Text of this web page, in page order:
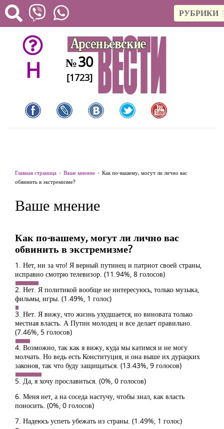
РУБРИКИ
H №30
[1723]
Главная страница Ваше мнение
Как по-вашему, могут ли лично вас
обвинить в экстремизме?
Ваше мнение
Как по-вашему, могут ли лично вас
обвинить в экстремизме?
1. Нет, ни за что! Я верный путинец и патриот своей страны,
исправно смотрю телевизор. (11.94%, 8 голосов)
2. Нет. Я политикой вообще не интересуюсь, только музыка,
фильмы, игры. (1.49%, 1 голос)
3. Нет. Я вижу, что жизнь ухудшается, но виновата только
местная власть. А Путин молодец и все делает правильно.
(7.46%, 5 голосов)
4. Возможно, так как я вижу, куда мы катимся и не могу
молчать. Но ведь есть Конституция, и она выше их дурацких
законов, так что буду защищаться. (13.43%, 9 голосов)
5. Да, я хочу прославиться. (0%, 0 голосов)
6. Меня нет, а на соседа настучу, чтобы знал, как власть
поносить. (0%, 0 голосов)
7. Надеюсь успеть убежать из страны. (1.49%, 1 голос)